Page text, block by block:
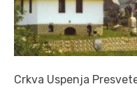
Crkva Uspenja